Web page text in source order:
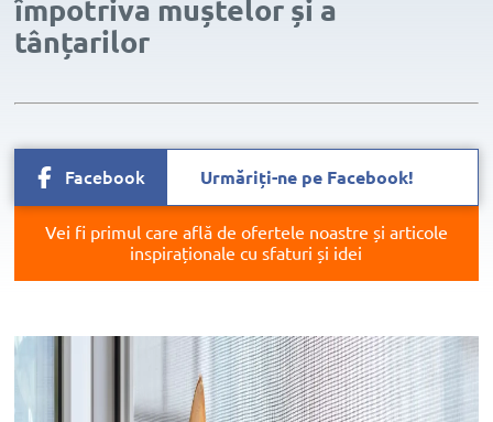
împotriva muștelor și a
tânțarilor
Facebook Urmăriți-ne pe Facebook!
Vei fi primul care află de ofertele noastre și articole
inspiraționale cu sfaturi și idei